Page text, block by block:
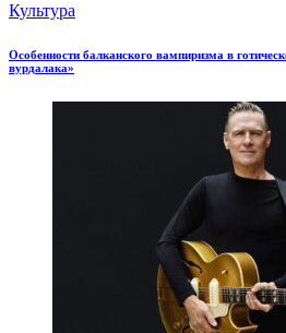
Культура
Особенности балканского вампиризма в
вурдалака»